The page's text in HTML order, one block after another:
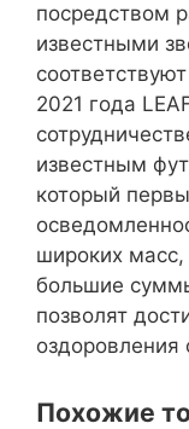
посредством
известными
2021 года
известным
который
широких
большие
позволят
Похожие